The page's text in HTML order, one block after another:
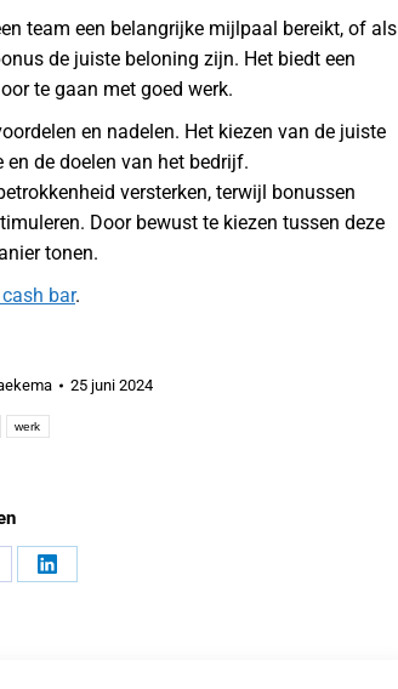
team een belangrijke mijlpaal bereikt, of als
de juiste beloning zijn. Het biedt een
te gaan met goed werk.
en nadelen. Het kiezen van de juiste
de doelen van het bedrijf.
versterken, terwijl bonussen
Door bewust te kiezen tussen deze
tonen.
bar.
25 juni 2024
werk
Share